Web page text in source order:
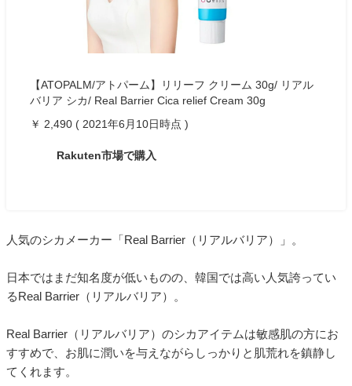
【ATOPALM/アトパーム】リリーフ クリーム 30g/ リアル
バリア シカ/ Real Barrier Cica relief Cream 30g
￥ 2,490 ( 2021年6月10日時点 )
Rakuten市場で購入
人気のシカメーカー「Real Barrier（リアルバリア）」。
日本ではまだ知名度が低いものの、韓国では高い人気誇ってい
るReal Barrier（リアルバリア）。
Real Barrier（リアルバリア）のシカアイテムは敏感肌の方にお
すすめで、お肌に潤いを与えながらしっかりと肌荒れを鎮静し
てくれます。